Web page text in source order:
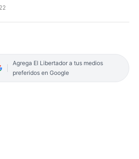
Agrega El Libertador a tus medios
preferidos en Google